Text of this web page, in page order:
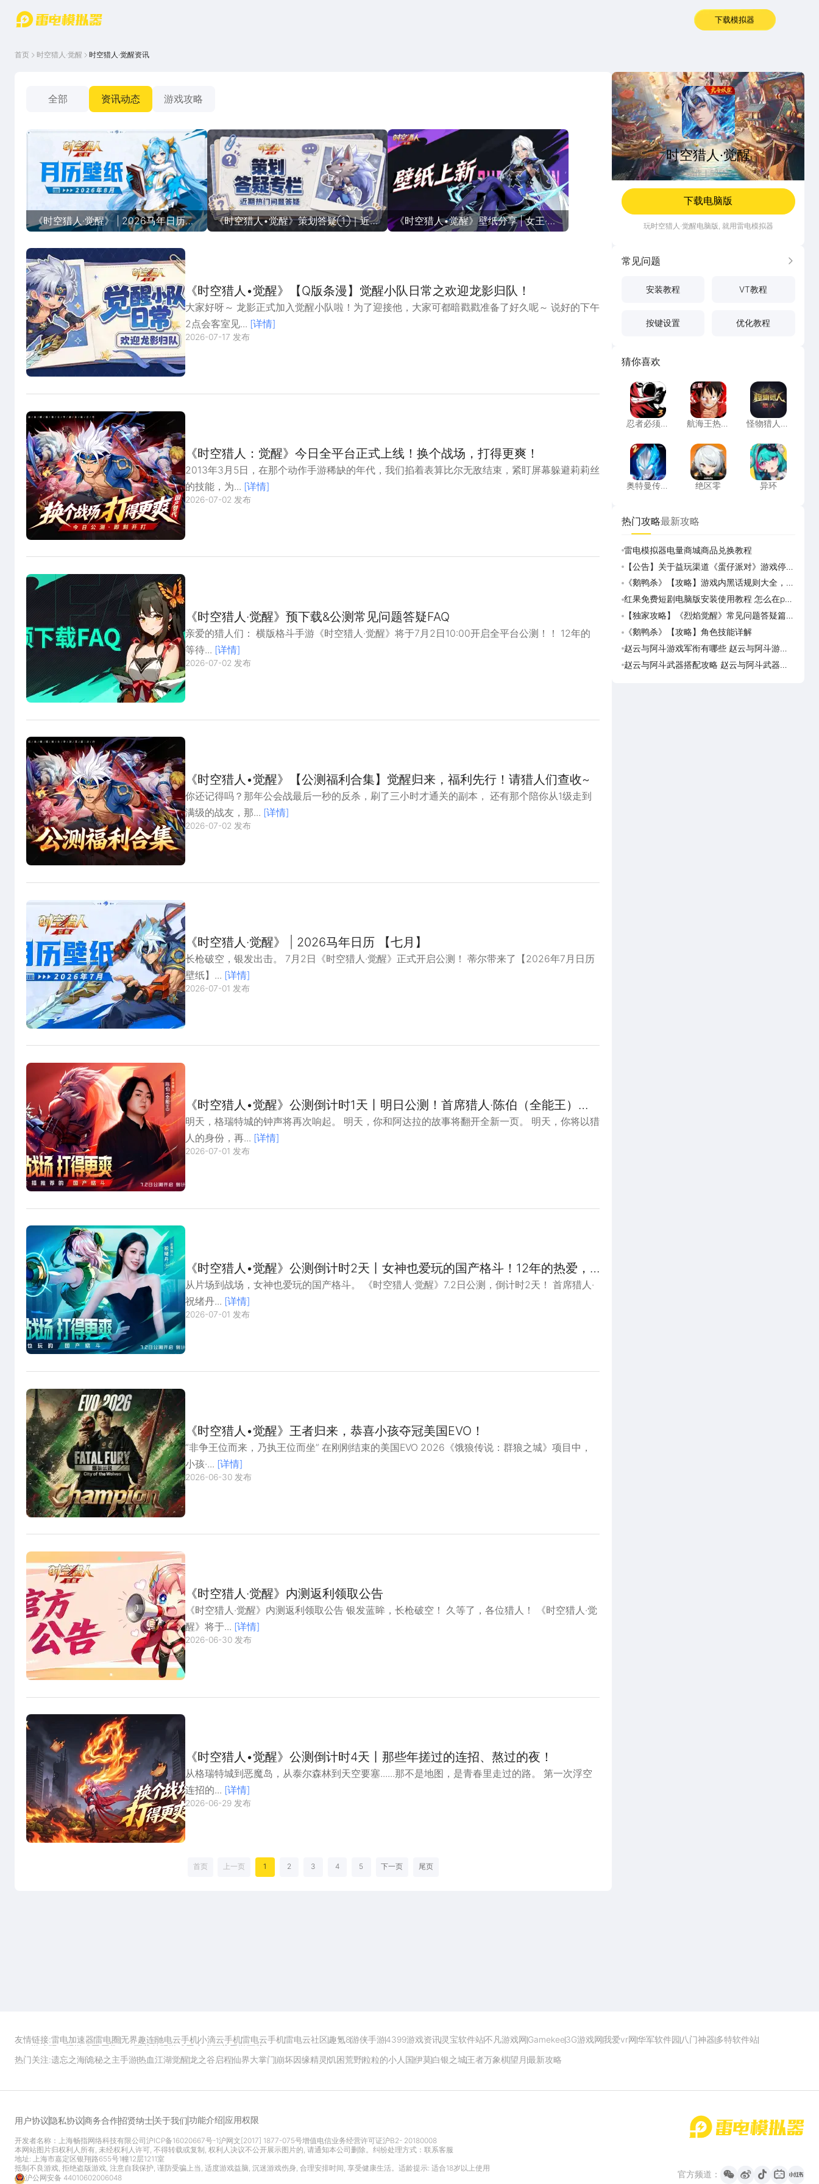
首页 下载模拟器
首页 时空猎人·觉醒 时空猎人·觉醒资讯
全部 资讯动态 游戏攻略
《时空猎人·觉醒》 | 2026马年日历
【八月】
《时空猎人•觉醒》策划答疑①｜近期
热门问题Q&A，你关心的问题都有回应
《时空猎人•觉醒》壁纸分享 | 女王·冷
月
《时空猎人•觉醒》【Q版条漫】觉醒小队日常之欢迎龙影归队！
大家好呀～ 龙影正式加入觉醒小队啦！为了迎接他，大家可都暗戳戳准备了好久呢～ 说好的下午
2点会客室见... [详情]
2026-07-17 发布
《时空猎人：觉醒》今日全平台正式上线！换个战场，打得更爽！
2013年3月5日，在那个动作手游稀缺的年代，我们掐着表算比尔无敌结束，紧盯屏幕躲避莉莉丝
的技能，为... [详情]
2026-07-02 发布
《时空猎人·觉醒》预下载&公测常见问题答疑FAQ
亲爱的猎人们： 横版格斗手游《时空猎人·觉醒》将于7月2日10:00开启全平台公测！！ 12年的
等待... [详情]
2026-07-02 发布
《时空猎人•觉醒》【公测福利合集】觉醒归来，福利先行！请猎人们查收~
你还记得吗？那年公会战最后一秒的反杀，刷了三小时才通关的副本， 还有那个陪你从1级走到
满级的战友，那... [详情]
2026-07-02 发布
《时空猎人·觉醒》 | 2026马年日历 【七月】
长枪破空，银发出击。 7月2日《时空猎人·觉醒》正式开启公测！ 蒂尔带来了【2026年7月日历
壁纸】... [详情]
2026-07-01 发布
《时空猎人•觉醒》公测倒计时1天丨明日公测！首席猎人·陈伯（全能王）邀
你开打！
明天，格瑞特城的钟声将再次响起。 明天，你和阿达拉的故事将翻开全新一页。 明天，你将以猎
人的身份，再... [详情]
2026-07-01 发布
《时空猎人•觉醒》公测倒计时2天丨女神也爱玩的国产格斗！12年的热爱，
该喊出来了！
从片场到战场，女神也爱玩的国产格斗。 《时空猎人·觉醒》7.2日公测，倒计时2天！ 首席猎人·
祝绪丹... [详情]
2026-07-01 发布
《时空猎人•觉醒》王者归来，恭喜小孩夺冠美国EVO！
“非争王位而来，乃执王位而坐” 在刚刚结束的美国EVO 2026《饿狼传说：群狼之城》项目中，
小孩·... [详情]
2026-06-30 发布
《时空猎人·觉醒》内测返利领取公告
《时空猎人·觉醒》内测返利领取公告 银发蓝眸，长枪破空！ 久等了，各位猎人！ 《时空猎人·觉
醒》将于... [详情]
2026-06-30 发布
《时空猎人•觉醒》公测倒计时4天丨那些年搓过的连招、熬过的夜！
从格瑞特城到恶魔岛，从泰尔森林到天空要塞......那不是地图，是青春里走过的路。 第一次浮空
连招的... [详情]
2026-06-29 发布
首页 上一页 1 2 3 4 5 下一页 尾页
时空猎人·觉醒
时空猎人·觉醒
动作 535M
下载电脑版
玩时空猎人·觉醒电脑版, 就用雷电模拟器
常见问题 更多
安装教程 VT教程
按键设置 优化教程
猜你喜欢
忍者必须死3
忍者必须死
航海王热血航线
航海王热血
怪物猎人：
怪物猎人：
奥特曼传奇英雄2
奥特曼传奇
绝区零
绝区零
异环
异环
热门攻略最新攻略
雷电模拟器电量商城商品兑换教程
【公告】关于益玩渠道《蛋仔派对》游戏停运
转移通知
《鹅鸭杀》【攻略】游戏内黑话规则大全，萌
新速看
红果免费短剧电脑版安装使用教程 怎么在pc
端看红果免费短剧
【独家攻略】《烈焰觉醒》常见问题答疑篇第
一期
《鹅鸭杀》【攻略】角色技能详解
赵云与阿斗游戏军衔有哪些 赵云与阿斗游戏
军衔对比
赵云与阿斗武器搭配攻略 赵云与阿斗武器怎
友情链接:雷电加速器雷电圈无界趣连驰电云手机小滴云手机雷电云手机雷电云社区趣氪8游侠手游4399游戏资讯灵宝软件站不凡游戏网Gamekee3G游戏网我爱vr网华军软件园八门神器多特软件站
ZOL游戏 玩一玩游戏网 历趣APP下载 特玩游戏网 安卓下载 手游下载
热门关注:遗忘之海诡秘之主手游热血江湖觉醒龙之谷启程仙界大掌门崩坏因缘精灵 饥困荒野粒粒的小人国伊莫白银之城王者万象棋望月 最新攻略
用户协议 隐私协议商务合作招贤纳士关于我们功能介绍 应用权限
开发者名称：上海畅指网络科技有限公司 沪ICP备16020667号-1沪网文[2017] 1877-075号增值电信业务经营许可证沪B2- 20180008
本网站图片归权利人所有, 未经权利人许可, 不得转载或复制, 权利人决议不公开展示图片的, 请通知本公司删除。纠纷处理方式： 联系客服
地址: 上海市嘉定区银翔路655号1幢12层1211室
抵制不良游戏, 拒绝盗版游戏, 注意自我保护, 谨防受骗上当, 适度游戏益脑, 沉迷游戏伤身, 合理安排时间, 享受健康生活。适龄提示: 适合18岁以上使用
沪公网安备 44010602006048
首页
官方频道： 微信 微博 抖音 哔哩哔哩
小红书